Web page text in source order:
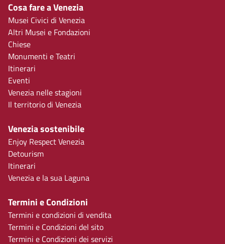
Cosa fare a Venezia
Musei Civici di Venezia
Altri Musei e Fondazioni
Chiese
Monumenti e Teatri
Itinerari
Eventi
Venezia nelle stagioni
Il territorio di Venezia
Venezia sostenibile
Enjoy Respect Venezia
Detourism
Itinerari
Venezia e la sua Laguna
Termini e Condizioni
Termini e condizioni di vendita
Termini e Condizioni del sito
Termini e Condizioni dei servizi